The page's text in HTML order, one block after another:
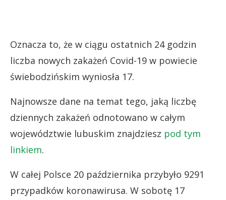
Oznacza to, że w ciągu ostatnich 24 godzin
liczba nowych zakażeń Covid-19 w powiecie
świebodzińskim wyniosła 17.
Najnowsze dane na temat tego, jaką liczbę
dziennych zakażeń odnotowano w całym
województwie lubuskim znajdziesz pod tym
linkiem.
W całej Polsce 20 października przybyło 9291
przypadków koronawirusa. W sobotę 17